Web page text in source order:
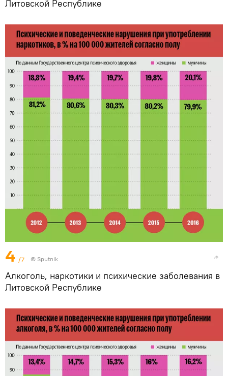
Литовской Республике
4 /7 © Sputnik
Алкоголь, наркотики и психические заболевания в
Литовской Республике